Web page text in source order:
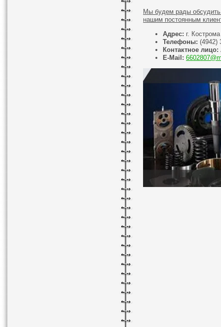
Мы будем рады
нашим постоянным
Адрес: г. Кострома
Телефоны: (4942)
Контактное лицо:
E-Mail: